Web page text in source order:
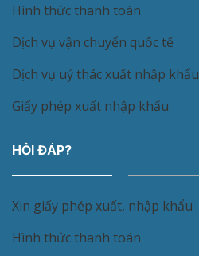
Hình thức thanh toán
Dịch vụ vận chuyển quốc tế
Dịch vụ uỷ thác xuất nhập khẩu
Giấy phép xuất nhập khẩu
HỎI ĐÁP?
Xin giấy phép xuất, nhập khẩu
Hình thức thanh toán